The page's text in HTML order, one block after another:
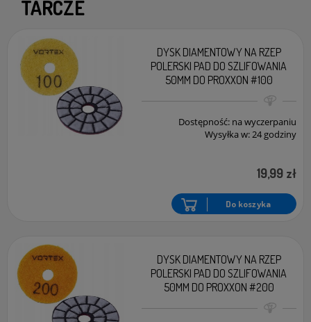
TARCZE
DYSK DIAMENTOWY NA RZEP
POLERSKI PAD DO SZLIFOWANIA
50MM DO PROXXON #100
Dostępność: na wyczerpaniu
Wysyłka w:24 godziny
19,99 zł
Do koszyka
DYSK DIAMENTOWY NA RZEP
POLERSKI PAD DO SZLIFOWANIA
50MM DO PROXXON #200